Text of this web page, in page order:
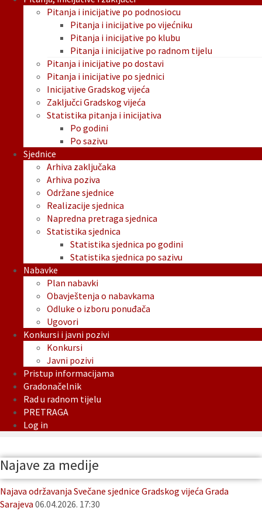
Pitanja i inicijative po podnosiocu
Pitanja i inicijative po vijećniku
Pitanja i inicijative po klubu
Pitanja i inicijative po radnom tijelu
Pitanja i inicijative po dostavi
Pitanja i inicijative po sjednici
Inicijative Gradskog vijeća
Zaključci Gradskog vijeća
Statistika pitanja i inicijativa
Po godini
Po sazivu
Sjednice
Arhiva zaključaka
Arhiva poziva
Održane sjednice
Realizacije sjednica
Napredna pretraga sjednica
Statistika sjednica
Statistika sjednica po godini
Statistika sjednica po sazivu
Nabavke
Plan nabavki
Obavještenja o nabavkama
Odluke o izboru ponuđača
Ugovori
Konkursi i javni pozivi
Konkursi
Javni pozivi
Pristup informacijama
Gradonačelnik
Rad u radnom tijelu
PRETRAGA
Log in
Najave za medije
Najava održavanja Svečane sjednice Gradskog vijeća Grada
Sarajeva 06.04.2026. 17:30